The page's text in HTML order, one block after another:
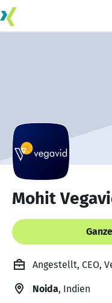
Mohit
Angestellt, CEO,
Noida, Indien